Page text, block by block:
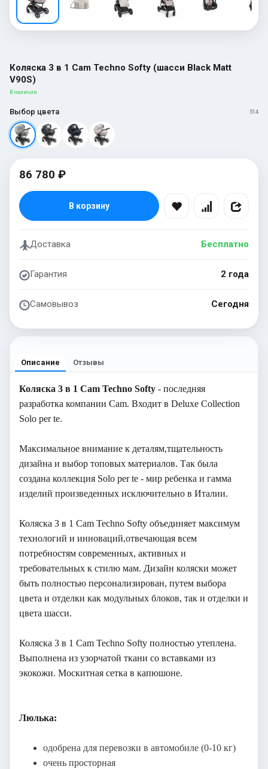
Коляска 3 в 1 Cam Techno Softy (шасси Black Matt
V90S)
В наличии
Выбор цвета 514
86 780 ₽
В корзину
Доставка Бесплатно
Гарантия 2 года
Самовывоз Сегодня
Описание Отзывы
Коляска 3 в 1 Cam Techno Softy - последняя
разработка компании Cam. Входит в Deluxe Collection
Solo per te.
Максимальное внимание к деталям,тщательность
дизайна и выбор топовых материалов. Так была
создана коллекция Solo per te - мир ребенка и гамма
изделий произведенных исключительно в Италии.
Коляска 3 в 1 Cam Techno Softy объединяет максимум
технологий и инноваций,отвечающая всем
потребностям современных, активных и
требовательных к стилю мам. Дизайн коляски может
быть полностью персонализирован, путем выбора
цвета и отделки как модульных блоков, так и отделки и
цвета шасси.
Коляска 3 в 1 Cam Techno Softy полностью утеплена.
Выполнена из узорчатой ткани со вставками из
экокожи. Москитная сетка в капюшоне.
Люлька:
одобрена для перевозки в автомобиле (0-10 кг)
очень просторная